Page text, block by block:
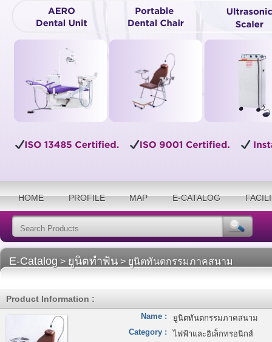
HOME PROFILE MAP E-CATALOG
E-Catalog > ยูนิตทำฟัน > ยูนิตทันตกรรมภาคสนาม
Product Information :
Name :
ยูนิตทันตกรรมภาคสนาม
Category :
ไฟฟ้าและอิเล็กทรอนิกส์